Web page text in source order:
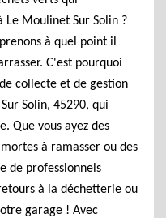
Moulinet Sur Solin ?
à quel point il
C'est pourquoi
collecte et de gestion
Solin, 45290, qui
Que vous ayez des
à ramasser ou des
de professionnels
à la déchetterie ou
garage ! Avec